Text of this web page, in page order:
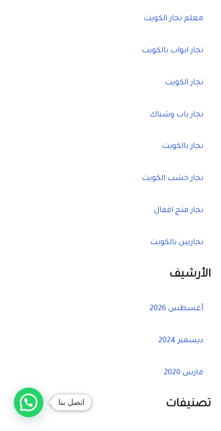
معلم نجار الكويت
نجار ابواب بالكويت
نجار الكويت
نجار باب وشباك
نجار بالكويت
نجار خشب الكويت
نجار فتح اقفال
نجاريين بالكويت
الأرشيف
أغسطس 2026
ديسمبر 2024
مارس 2020
تصنيفات اتصل بنا